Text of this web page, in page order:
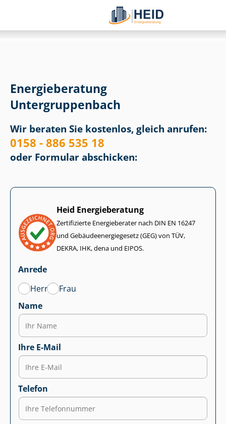
Energieberatung
Un­ter­grup­pen­bach
Wir beraten Sie kostenlos, gleich anrufen:
0158 - 886 535 18
oder Formular abschicken:
Heid Energieberatung
Zertifizierte Energieberater nach DIN EN 16247
und Ge­bäu­de­en­er­gie­ge­setz (GEG) von TÜV,
DEKRA, IHK, dena und EIPOS.
Anrede
Herr
Frau
Name
Ihre E-Mail
Telefon